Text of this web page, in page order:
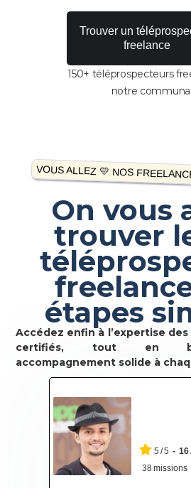
Trouver un
freelance
150+ téléprospecteurs
notre
VOUS ALLEZ 💛 NOS
On vous
trouver
étapes
Accédez enfin à l’expertise
certifiés, tout en
accompagnement solide à
5 /5 - 16
38missions